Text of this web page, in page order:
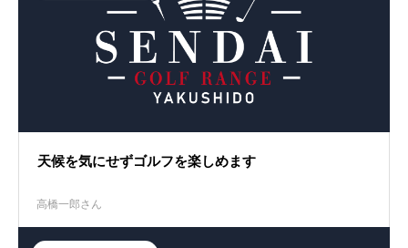
天候を気にせずゴルフを楽しめます
高橋一郎さん